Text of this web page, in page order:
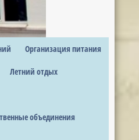
Организация питания
Летний отдых
объединения